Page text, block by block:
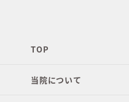
TOP
当院について